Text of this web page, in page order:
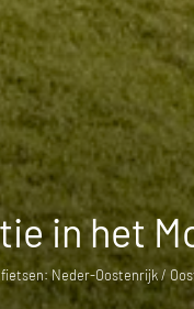
in het
Neder-Oostenrijk /